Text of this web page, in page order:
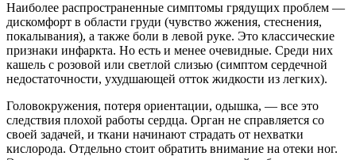
Наиболее распространенные симптомы грядущих проблем —
дискомфорт в области груди (чувство жжения, стеснения,
покалывания), а также боли в левой руке. Это классические
признаки инфаркта. Но есть и менее очевидные. Среди них
кашель с розовой или светлой слизью (симптом сердечной
недостаточности, ухудшающей отток жидкости из легких).
Головокружения, потеря ориентации, одышка, — все это
следствия плохой работы сердца. Орган не справляется со
своей задачей, и ткани начинают страдать от нехватки
кислорода. Отдельно стоит обратить внимание на отеки ног.